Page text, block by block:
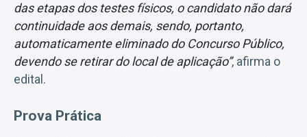
das etapas dos testes físicos, o candidato não dará
continuidade aos demais, sendo, portanto,
automaticamente eliminado do Concurso Público,
devendo se retirar do local de aplicação”, afirma o
edital.
Prova Prática